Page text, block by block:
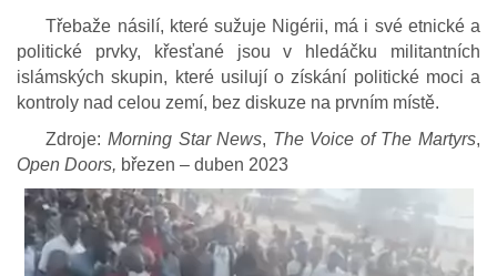
Třebaže násilí, které sužuje Nigérii, má i své etnické a
politické prvky, křesťané jsou v hledáčku militantních
islámských skupin, které usilují o získání politické moci a
kontroly nad celou zemí, bez diskuze na prvním místě.
Zdroje:Morning Star News, The Voice of The Martyrs,
Open Doors, březen – duben 2023